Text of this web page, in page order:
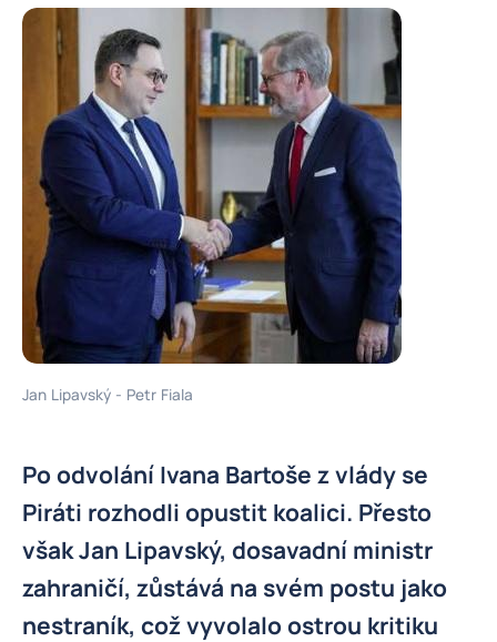
Jan Lipavský - Petr Fiala
Po odvolání Ivana Bartoše z vlády se
Piráti rozhodli opustit koalici. Přesto
však Jan Lipavský, dosavadní ministr
zahraničí, zůstává na svém postu jako
nestraník, což vyvolalo ostrou kritiku